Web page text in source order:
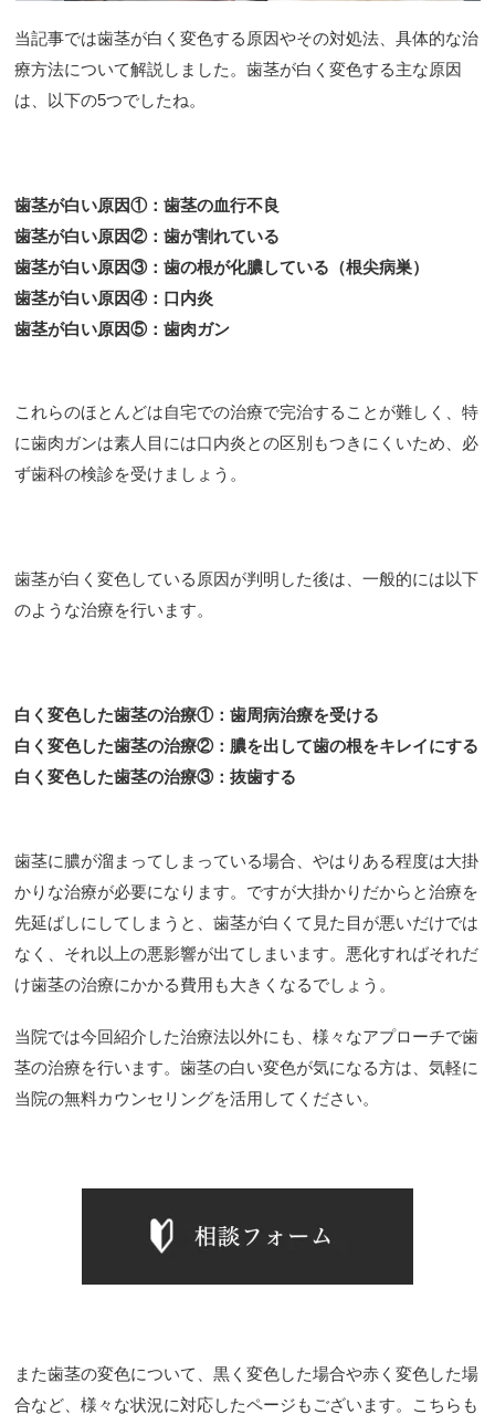
当記事では歯茎が白く変色する原因やその対処法、具体的な治
療方法について解説しました。歯茎が白く変色する主な原因
は、以下の5つでしたね。
歯茎が白い原因①：歯茎の血行不良
歯茎が白い原因②：歯が割れている
歯茎が白い原因③：歯の根が化膿している（根尖病巣）
歯茎が白い原因④：口内炎
歯茎が白い原因⑤：歯肉ガン
これらのほとんどは自宅での治療で完治することが難しく、特
に歯肉ガンは素人目には口内炎との区別もつきにくいため、必
ず歯科の検診を受けましょう。
歯茎が白く変色している原因が判明した後は、一般的には以下
のような治療を行います。
白く変色した歯茎の治療①：歯周病治療を受ける
白く変色した歯茎の治療②：膿を出して歯の根をキレイにする
白く変色した歯茎の治療③：抜歯する
歯茎に膿が溜まってしまっている場合、やはりある程度は大掛
かりな治療が必要になります。ですが大掛かりだからと治療を
先延ばしにしてしまうと、歯茎が白くて見た目が悪いだけでは
なく、それ以上の悪影響が出てしまいます。悪化すればそれだ
け歯茎の治療にかかる費用も大きくなるでしょう。
当院では今回紹介した治療法以外にも、様々なアプローチで歯
茎の治療を行います。歯茎の白い変色が気になる方は、気軽に
当院の無料カウンセリングを活用してください。
また歯茎の変色について、黒く変色した場合や赤く変色した場
合など、様々な状況に対応したページもございます。こちらも